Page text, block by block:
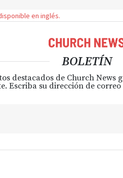
en inglés.
BOLETÍN
destacados de Church News
Escriba su dirección de